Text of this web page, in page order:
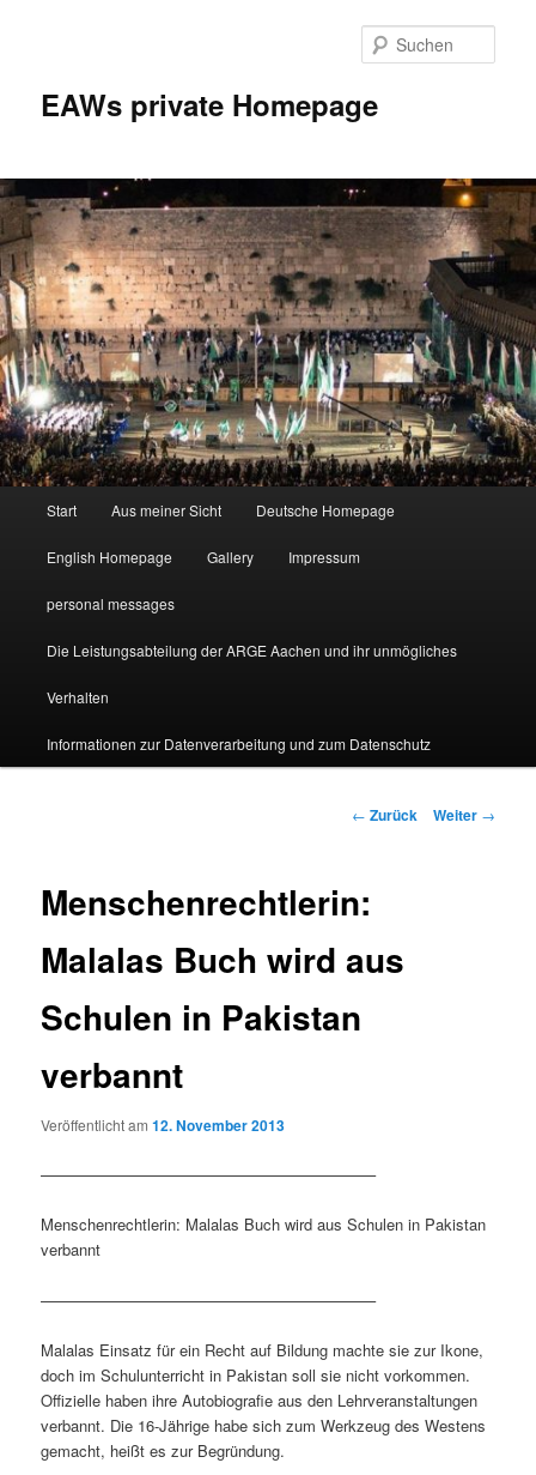
EAWs private Homepage
Start Aus meiner Sicht Deutsche Homepage
English Homepage Gallery Impressum
personal messages
Die Leistungsabteilung der ARGE Aachen und ihr unmögliches
Verhalten
Informationen zur Datenverarbeitung und zum Datenschutz
Beitragsnavigation
← Zurück Weiter →
Menschenrechtlerin:
Malalas Buch wird aus
Schulen in Pakistan
verbannt
Veröffentlicht am12. November 2013
—————————————————————–
Menschenrechtlerin: Malalas Buch wird aus Schulen in Pakistan
verbannt
—————————————————————–
Malalas Einsatz für ein Recht auf Bildung machte sie zur Ikone,
doch im Schulunterricht in Pakistan soll sie nicht vorkommen.
Offizielle haben ihre Autobiografie aus den Lehrveranstaltungen
verbannt. Die 16-Jährige habe sich zum Werkzeug des Westens
gemacht, heißt es zur Begründung.